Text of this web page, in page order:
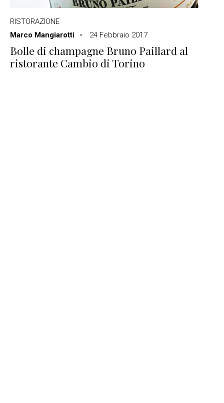
RISTORAZIONE
Marco Mangiarotti
24 Febbraio 2017
Bolle di champagne Bruno Paillard al
ristorante Cambio di Torino